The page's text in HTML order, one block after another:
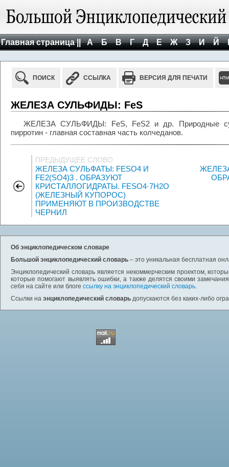
Главная страница || А Б В Г Д Е Ж З И Й
ПОИСК ССЫЛКА ВЕРСИЯ ДЛЯ ПЕЧАТИ
ЖЕЛЕЗА СУЛЬФИДЫ: FeS
ЖЕЛЕЗА СУЛЬФИДЫ: FeS, FeS2 и др. Природные
пирротин - главная составная часть колчеданов.
ПРЕДЫДУЩЕЕ СЛОВО
ЖЕЛЕЗА СУЛЬФАТЫ: FESO4 И
FE2(SO4)3 . ОБРАЗУЮТ
КРИСТАЛЛОГИДРАТЫ. FESO4·7H2O
(ЖЕЛЕЗНЫЙ КУПОРОС)
ПРИМЕНЯЮТ В ПРОИЗВОДСТВЕ
ЧЕРНИЛ
Об энциклопедическом словаре
Большой энциклопедический словарь – это уникальная бесплатная
Энциклопедический словарь является некоммерческим проектом,
которые помогают выявлять ошибки, а также делятся своими
себя на сайте или блоге ссылку на энциклопедический словарь.
Ссылки на энциклопедический словарь допускаются без каких-либо